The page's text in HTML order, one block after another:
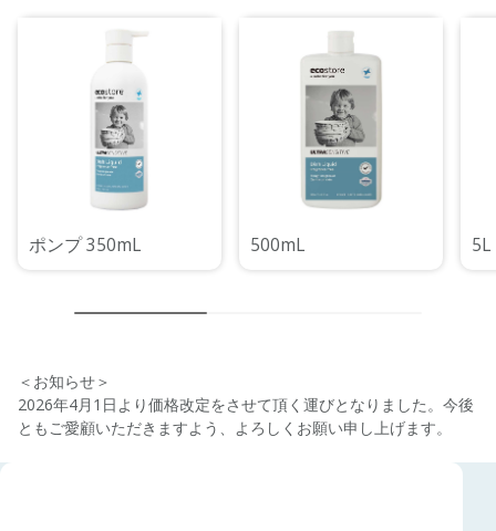
ポンプ 350mL 500mL 5L
＜お知らせ＞
2026年4月1日より価格改定をさせて頂く運びとなりました。今後
ともご愛顧いただきますよう、よろしくお願い申し上げます。